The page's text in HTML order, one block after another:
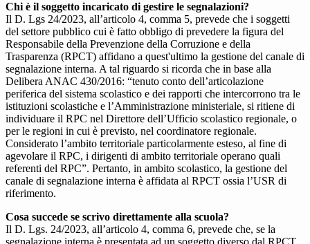
Chi è il soggetto incaricato di gestire le segnalazioni?
Il D. Lgs 24/2023, all’articolo 4, comma 5, prevede che i soggetti
del settore pubblico cui è fatto obbligo di prevedere la figura del
Responsabile della Prevenzione della Corruzione e della
Trasparenza (RPCT) affidano a quest'ultimo la gestione del canale di
segnalazione interna. A tal riguardo si ricorda che in base alla
Delibera ANAC 430/2016: “tenuto conto dell’articolazione
periferica del sistema scolastico e dei rapporti che intercorrono tra le
istituzioni scolastiche e l’Amministrazione ministeriale, si ritiene di
individuare il RPC nel Direttore dell’Ufficio scolastico regionale, o
per le regioni in cui è previsto, nel coordinatore regionale.
Considerato l’ambito territoriale particolarmente esteso, al fine di
agevolare il RPC, i dirigenti di ambito territoriale operano quali
referenti del RPC”. Pertanto, in ambito scolastico, la gestione del
canale di segnalazione interna è affidata al RPCT ossia l’USR di
riferimento.
Cosa succede se scrivo direttamente alla scuola?
Il D. Lgs. 24/2023, all’articolo 4, comma 6, prevede che, se la